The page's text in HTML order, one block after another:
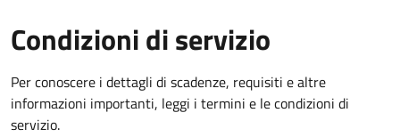
Condizioni di servizio
Per conoscere i dettagli di scadenze, requisiti e altre
informazioni importanti, leggi i termini e le condizioni di
servizio.